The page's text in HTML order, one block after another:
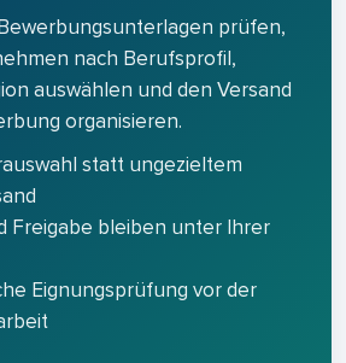
prüfen,
nach Berufsprofil,
auswählen und den Versand
organisieren.
statt ungezieltem
Freigabe bleiben unter Ihrer
Eignungsprüfung vor der